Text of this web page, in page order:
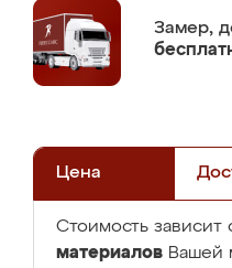
Замер,
Цена
Стоимость зависит
материалов Вашей